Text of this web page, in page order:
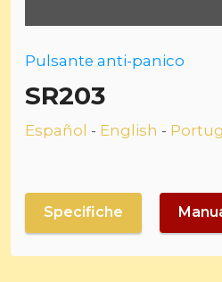
Pulsante anti-panico
SR203
Español - English -
Specifiche